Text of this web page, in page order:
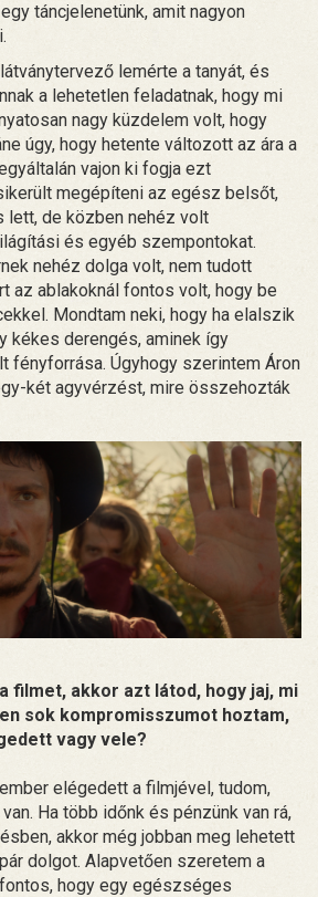
táncjelenetünk, amit nagyon
lemérte a tanyát, és
a lehetetlen feladatnak, hogy mi
nagy küzdelem volt, hogy
úgy, hogy hetente változott az ára a
vajon ki fogja ezt
megépíteni az egész belsőt,
de közben nehéz volt
és egyéb szempontokat.
nehéz dolga volt, nem tudott
az ablakoknál fontos volt, hogy be
Mondtam neki, hogy ha elalszik
kékes derengés, aminek így
fényforrása. Úgyhogy szerintem Áron
két agyvérzést, mire összehozták
filmet, akkor azt látod, hogy jaj, mi
sok kompromisszumot hoztam,
vagy vele?
elégedett a filmjével, tudom,
Ha több időnk és pénzünk van rá,
akkor még jobban meg lehetett
dolgot. Alapvetően szeretem a
hogy egy egészséges